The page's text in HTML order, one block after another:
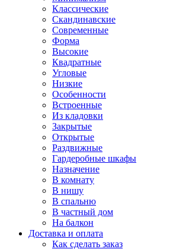
Классические
Скандинавские
Современные
Форма
Высокие
Квадратные
Угловые
Низкие
Особенности
Встроенные
Из кладовки
Закрытые
Открытые
Раздвижные
Гардеробные шкафы
Назначение
В комнату
В нишу
В спальню
В частный дом
На балкон
Доставка и оплата
Как сделать заказ